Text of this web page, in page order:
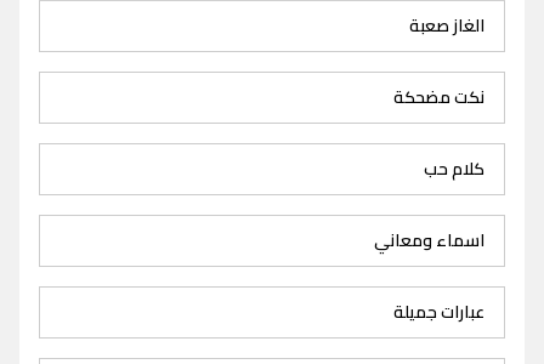
الغاز صعبة
نكت مضحكة
كلام حب
اسماء ومعاني
عبارات جميلة